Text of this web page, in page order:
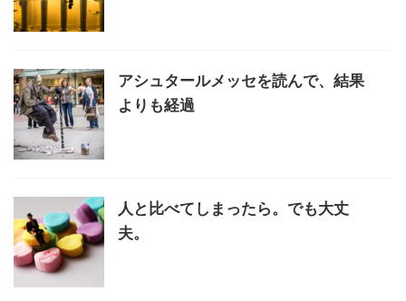
アシュタールメッセを読んで、結果
よりも経過
人と比べてしまったら。でも大丈
夫。